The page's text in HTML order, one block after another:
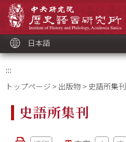
ッ
ク
日本語
:::
トップページ > 出版物 > 史語所集刊
史語所集刊